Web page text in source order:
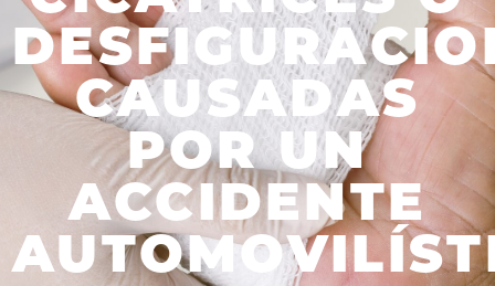
CAUSADAS
POR UN
ACCIDENTE